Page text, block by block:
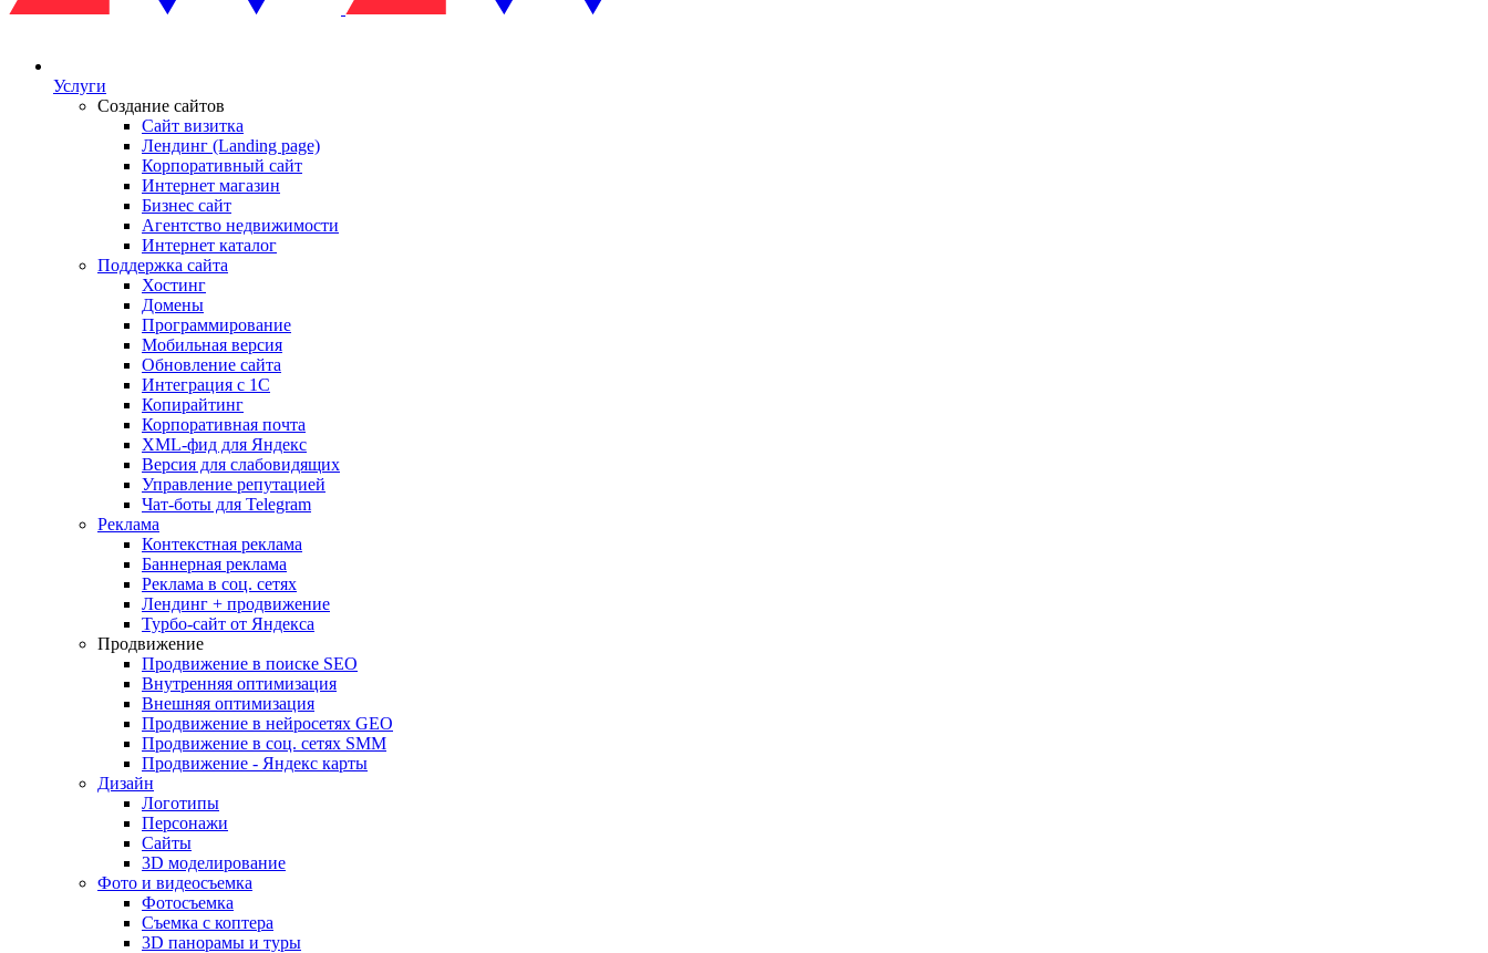
Услуги
Создание сайтов
Сайт визитка
Лендинг (Landing page)
Корпоративный сайт
Интернет магазин
Бизнес сайт
Агентство недвижимости
Интернет каталог
Поддержка сайта
Хостинг
Домены
Программирование
Мобильная версия
Обновление сайта
Интеграция с 1С
Копирайтинг
Корпоративная почта
XML-фид для Яндекс
Версия для слабовидящих
Управление репутацией
Чат-боты для Telegram
Реклама
Контекстная реклама
Баннерная реклама
Реклама в соц. сетях
Лендинг + продвижение
Турбо-сайт от Яндекса
Продвижение
Продвижение в поиске SEO
Внутренняя оптимизация
Внешняя оптимизация
Продвижение в нейросетях GEO
Продвижение в соц. сетях SMM
Продвижение - Яндекс карты
Дизайн
Логотипы
Персонажи
Сайты
3D моделирование
Фото и видеосъемка
Фотосъемка
Съемка с коптера
3D панорамы и туры